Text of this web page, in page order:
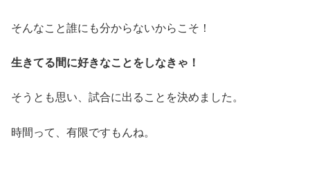
そんなこと誰にも分からないからこそ！
生きてる間に好きなことをしなきゃ！
そうとも思い、試合に出ることを決めました。
時間って、有限ですもんね。